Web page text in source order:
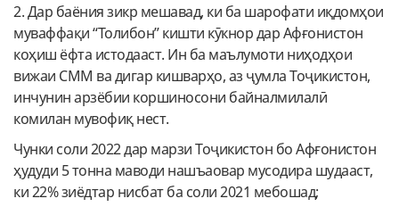
2. Дар баёния зикр мешавад, ки ба шарофати иқдомҳои
муваффақи “Толибон” кишти кӯкнор дар Афғонистон
коҳиш ёфта истодааст. Ин ба маълумоти ниҳодҳои
вижаи СММ ва дигар кишварҳо, аз ҷумла Тоҷикистон,
инчунин арзёбии коршиносони байналмилалӣ
комилан мувофиқ нест.
Чунки соли 2022 дар марзи Тоҷикистон бо Афғонистон
ҳудуди 5 тонна маводи нашъаовар мусодира шудааст,
ки 22% зиёдтар нисбат ба соли 2021 мебошад;